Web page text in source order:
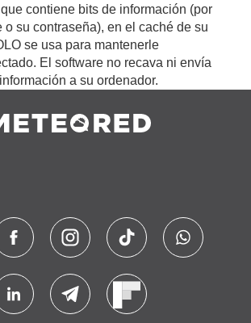
contiene bits de información (por
o su contraseña), en el caché de su
se usa para mantenerle
El software no recava ni envía
a su ordenador.